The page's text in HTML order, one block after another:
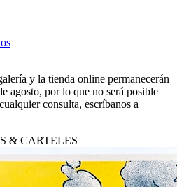
y la tienda online permanecerán
agosto, por lo que no será posible
consulta, escríbanos a
& CARTELES